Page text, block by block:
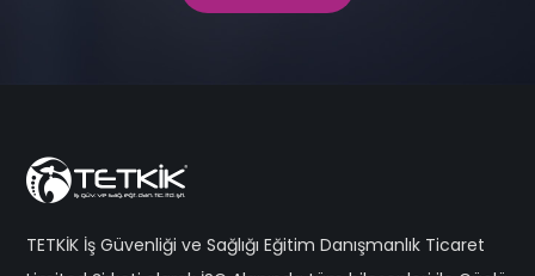
TETKİK İş Güvenliği ve Sağlığı Eğitim Danışmanlık Ticaret